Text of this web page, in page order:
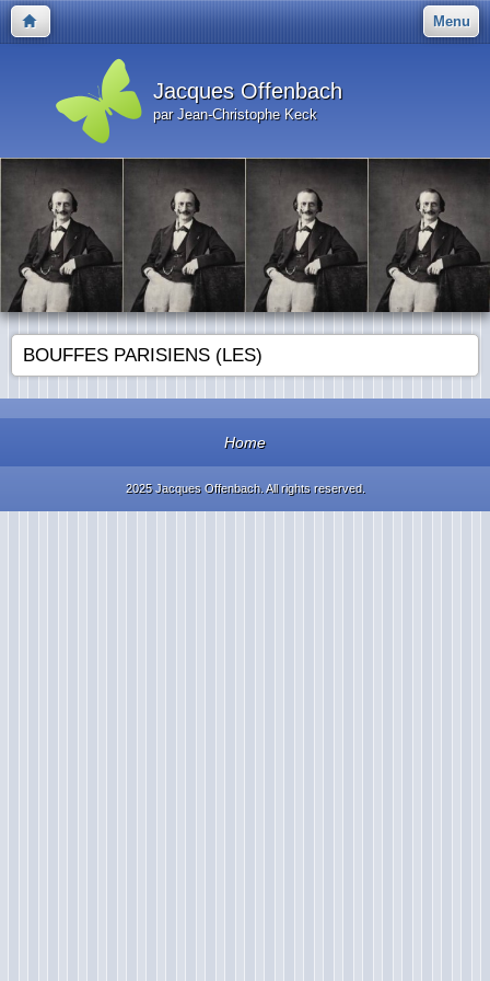
Menu
Jacques Offenbach
par Jean-Christophe Keck
BOUFFES PARISIENS (LES)
Home
2025 Jacques Offenbach. All rights reserved.